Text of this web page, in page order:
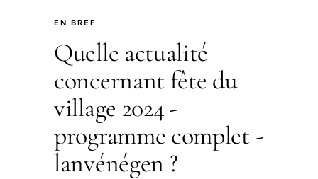
EN BREF
Quelle actualité
concernant fête du
village 2024 -
programme complet -
lanvénégen ?